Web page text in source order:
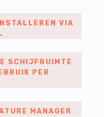
VIA
SCHIJFRUIMTE
PER
MANAGER